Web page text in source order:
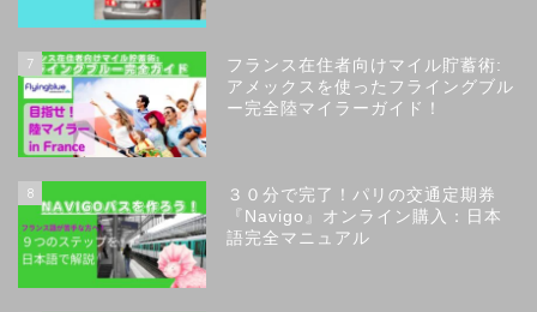
7
フランス在住者向けマイル貯蓄術:
アメックスを使ったフライングブル
ー完全陸マイラーガイド！
8
３０分で完了！パリの交通定期券
『Navigo』オンライン購入：日本
語完全マニュアル